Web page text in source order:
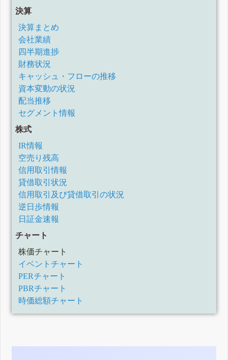
決算
決算まとめ
会社業績
四半期進捗
財務状況
キャッシュ・フローの推移
資本変動の状況
配当推移
セグメント情報
株式
IR情報
空売り残高
信用取引情報
貸借取引状況
信用取引及び貸借取引の状況
逆日歩情報
日証金速報
チャート
株価チャート
イベントチャート
PERチャート
PBRチャート
時価総額チャート